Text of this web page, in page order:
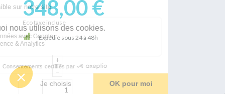
348,00 €
Eco taxe incluse
Expédié sous 24 à 48h